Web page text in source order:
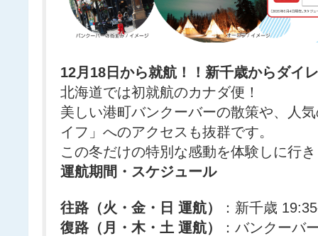
12月18日から就航！！新千歳からダイ
北海道では初就航のカナダ便！
美しい港町バンクーバーの散策や、人
イフ」へのアクセスも抜群です。
この冬だけの特別な感動を体験しに行
運航期間・スケジュール
往路（火・金・日 運航）
：新千歳
復路（月・木・土 運航）
：バンクーバ